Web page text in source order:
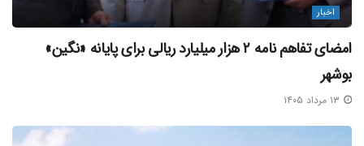
اخبار
امضای تفاهم‌ نامه ۲ هزار میلیارد ریالی برای پایانه «نگین»
بوشهر